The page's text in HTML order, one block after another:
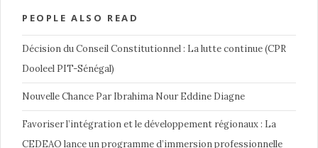
PEOPLE ALSO READ
Décision du Conseil Constitutionnel : La lutte continue (CPR
Dooleel PIT-Sénégal)
Nouvelle Chance Par Ibrahima Nour Eddine Diagne
Favoriser l’intégration et le développement régionaux : La
CEDEAO lance un programme d’immersion professionnelle